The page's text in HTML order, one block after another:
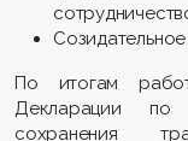
По итогам
Декларации по
сохранения